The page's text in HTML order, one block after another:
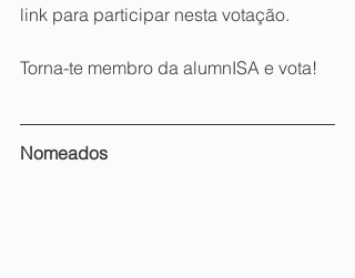
link para participar nesta votação.
Torna-te membro da alumnISA e vota!
Nomeados